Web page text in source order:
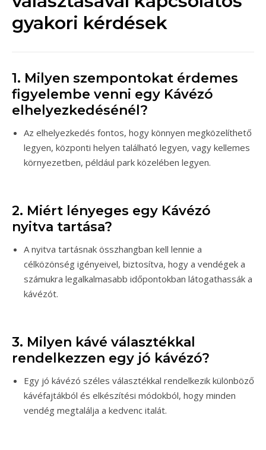
gyakori kérdések
1. Milyen szempontokat érdemes
figyelembe venni egy Kávézó
elhelyezkedésénél?
Az elhelyezkedés fontos, hogy könnyen megközelíthető
legyen, központi helyen található legyen, vagy kellemes
környezetben, például park közelében legyen.
2. Miért lényeges egy Kávézó
nyitva tartása?
A nyitva tartásnak összhangban kell lennie a
célközönség igényeivel, biztosítva, hogy a vendégek a
számukra legalkalmasabb időpontokban látogathassák a
kávézót.
3. Milyen kávé választékkal
rendelkezzen egy jó kávézó?
Egy jó kávézó széles választékkal rendelkezik különböző
kávéfajtákból és elkészítési módokból, hogy minden
vendég megtalálja a kedvenc italát.